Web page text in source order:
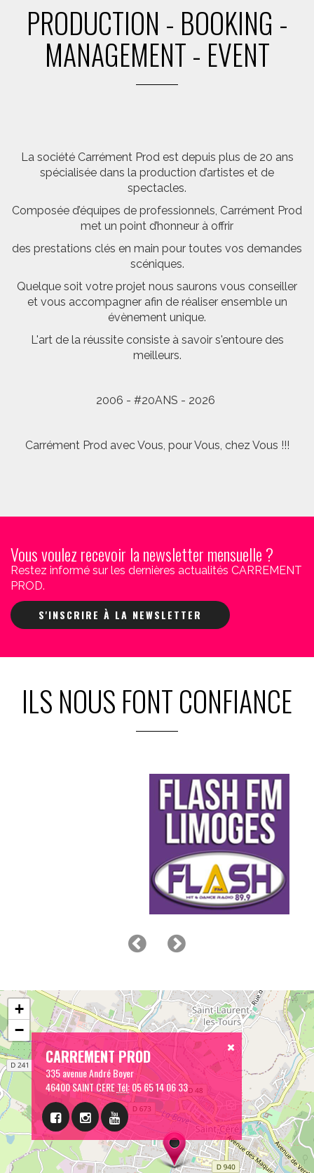
PRODUCTION - BOOKING -
MANAGEMENT - EVENT
La société Carrément Prod est depuis plus de 20 ans
spécialisée dans la production d’artistes et de
spectacles.
Composée d’équipes de professionnels, Carrément Prod
met un point d’honneur à offrir
des prestations clés en main pour toutes vos demandes
scéniques.
Quelque soit votre projet nous saurons vous conseiller
et vous accompagner afin de réaliser ensemble un
évènement unique.
L'art de la réussite consiste à savoir s'entoure des
meilleurs.
2006 - #20ANS - 2026
Carrément Prod avec Vous, pour Vous, chez Vous !!!
Vous voulez recevoir la newsletter mensuelle ?
Restez informé sur les dernières actualités CARREMENT
PROD.
S'INSCRIRE À LA NEWSLETTER
ILS NOUS FONT CONFIANCE
CARREMENT PROD
335 avenue André Boyer
46400 SAINT CERETél:05 65 14 06 33
+
−